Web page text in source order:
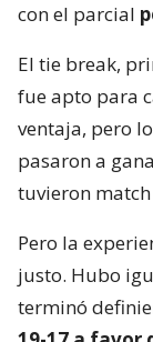
con el parcial
El tie break,
fue apto para
ventaja, pero
pasaron a
tuvieron
Pero la
justo. Hubo
terminó